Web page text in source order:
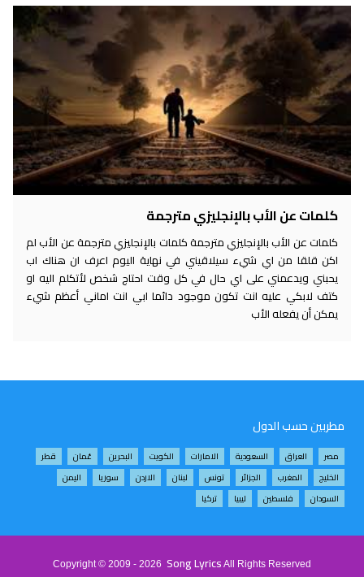
كلمات عن الأب بالإنجليزي مترجمة
كلمات عن الأب بالإنجليزي مترجمة كلمات بالإنجليزي مترجمة عن الأب لم
اكن قلقا من اي شيء سيلاقيني في نهاية اليوم اعرف ان هناك اب
يحبني ويدعمني على اي حال في كل وقت احتاج شخص لأتكلم اليه او
كتف لابكي عليه انت تكون موجود دائما ابي انت اماني أعظم شيء
يمكن أن يفعله الأب
مطربين حسب الدول
مصر العراق السعودية الامارات الكويت البحرين عُمان
قطر
الخليج
المغرب الجزائر تونس لبنان الاردن سوريا
اليمن
السودان
فلسطين ليبيا تركيا
Copyright © 2009 - 2026 Song Lyrics All Rights Reserved